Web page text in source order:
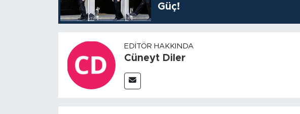
Güç!
EDITÖR HAKKINDA
Cüneyt Diler